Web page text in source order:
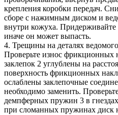
крепления коробки передач.
сборе с нажимным диском и
внутри кожуха.
иначе он может выпасть.
4. Трещины на деталях
Проверьте износ фрикционных
заклепок 2 углублены на
поверхность фрикционных
ослаблены заклепочные
необходимо заменить.
демпферных пружин 3 в
при сломанных пружинах диск